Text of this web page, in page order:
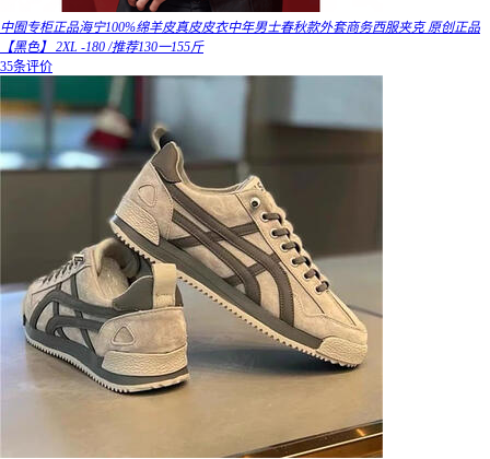
中囿专柜正品海宁100%绵羊皮真皮皮衣中年男士春秋款外套商务西服夹克 原创正品
【黑色】 2XL -180 /推荐130一155斤
35条评价